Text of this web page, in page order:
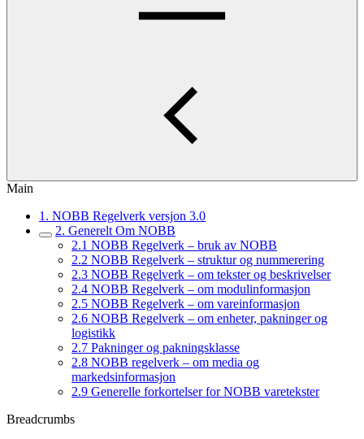
Main
1. NOBB Regelverk versjon 3.0
2. Generelt Om NOBB
2.1 NOBB Regelverk – bruk av NOBB
2.2 NOBB Regelverk – struktur og nummerering
2.3 NOBB Regelverk – om tekster og beskrivelser
2.4 NOBB Regelverk – om modulinformasjon
2.5 NOBB Regelverk – om vareinformasjon
2.6 NOBB Regelverk – om enheter, pakninger og
logistikk
2.7 Pakninger og pakningsklasse
2.8 NOBB regelverk – om media og
markedsinformasjon
2.9 Generelle forkortelser for NOBB varetekster
Breadcrumbs